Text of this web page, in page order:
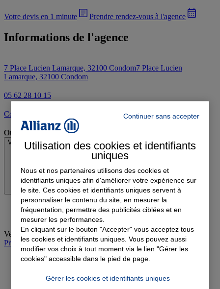
Votre devis en 1 minute Prendre rendez-vous à l'agence
Informations de l'agence
7 Place Lucien Lamarque, 32100 Condom7 Place Lucien
Lamarque, 32100 Condom
05 62 28 10 15
Contacter l'agence par e-mail
Ouvert
Voir les horaires
Vendredi: 08:30-12:00, 14:00-18:00
Prendre rendez-vous à l'agence
Continuer sans accepter
Utilisation des cookies et identifiants
uniques
Nous et nos partenaires utilisons des cookies et
identifiants uniques afin d'améliorer votre expérience sur
le site. Ces cookies et identifiants uniques servent à
personnaliser le contenu du site, en mesurer la
fréquentation, permettre des publicités ciblées et en
mesurer les performances.
En cliquant sur le bouton "Accepter" vous acceptez tous
les cookies et identifiants uniques. Vous pouvez aussi
modifier vos choix à tout moment via le lien "Gérer les
cookies" accessible dans le pied de page.
Gérer les cookies et identifiants uniques